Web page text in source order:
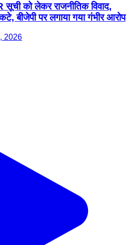
सूची को लेकर राजनीतिक विवाद,
बीजेपी पर लगाया गया गंभीर आरोप
2026